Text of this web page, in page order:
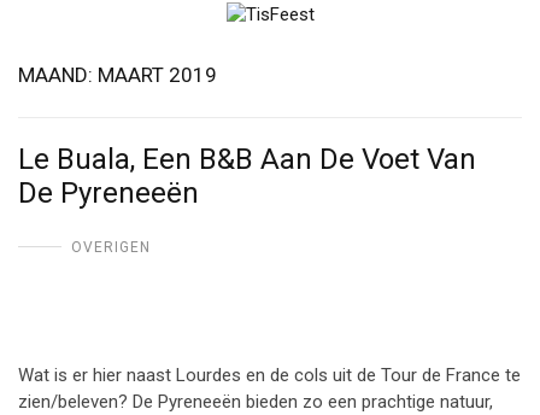
MAAND: MAART 2019
Le Buala, Een B&B Aan De Voet Van
De Pyreneeën
OVERIGEN
Wat is er hier naast Lourdes en de cols uit de Tour de France te
zien/beleven? De Pyreneeën bieden zo een prachtige natuur,